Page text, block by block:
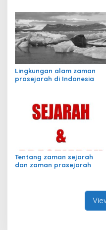
Lingkungan alam zaman
prasejarah di Indonesia
Tentang zaman sejarah
dan zaman prasejarah